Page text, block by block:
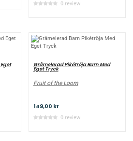
0 review
Gråmelerad Pikétröja Barn Med
Eget Tryck
Fruit of the Loom
149,00 kr
0 review